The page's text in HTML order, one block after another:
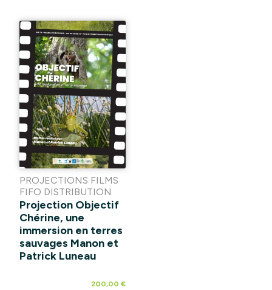
PROJECTIONS FILMS
FIFO DISTRIBUTION
Projection Objectif
Chérine, une
immersion en terres
sauvages Manon et
Patrick Luneau
200,00 €